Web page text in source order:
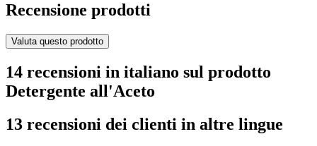
Recensione prodotti
Valuta questo prodotto
14 recensioni in italiano sul prodotto
Detergente all'Aceto
13 recensioni dei clienti in altre lingue